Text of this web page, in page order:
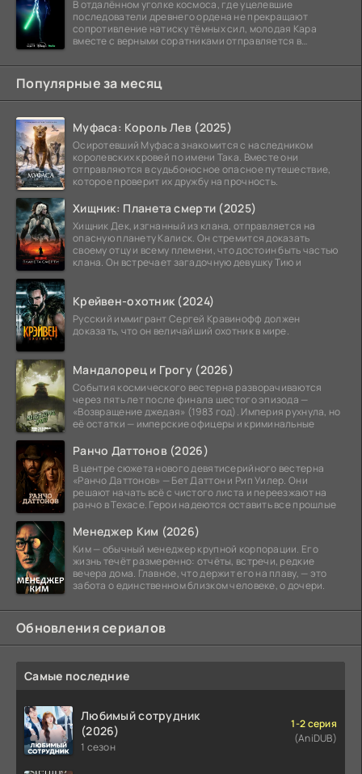
В отдалённом уголке космоса, где уцелевшие
последователи древнего ордена не прекращают
сопротивление натиску тёмных сил, молодая Кара
вместе с верными соратниками отправляется в
Популярные за месяц
Муфаса: Король Лев (2025)
Осиротевший Муфаса знакомится с наследником
королевских кровей по имени Така. Вместе они
отправляются в судьбоносное опасное путешествие,
которое проверит их дружбу на прочность.
Хищник: Планета смерти (2025)
Хищник Дек, изгнанный из клана, отправляется на
опасную планету Калиск. Он стремится доказать
своему отцу и всему племени, что достоин быть частью
клана. Он встречает загадочную девушку Тию и
Крейвен-охотник (2024)
Русский иммигрант Сергей Кравинофф должен
доказать, что он величайший охотник в мире.
Мандалорец и Грогу (2026)
События космического вестерна разворачиваются
через пять лет после финала шестого эпизода —
«Возвращение джедая» (1983 год). Империя рухнула, но
её остатки — имперские офицеры и криминальные
Ранчо Даттонов (2026)
В центре сюжета нового девятисерийного вестерна
«Ранчо Даттонов» — Бет Даттон и Рип Уилер. Они
решают начать всё с чистого листа и переезжают на
ранчо в Техасе. Герои надеются оставить все прошлые
Менеджер Ким (2026)
Ким — обычный менеджер крупной корпорации. Его
жизнь течёт размеренно: отчёты, встречи, редкие
вечера дома. Главное, что держит его на плаву, — это
забота о единственном близком человеке, о дочери.
Обновления сериалов
Самые последние
Любимый сотрудник
(2026)
1 сезон
1-2 серия
(AniDUB)